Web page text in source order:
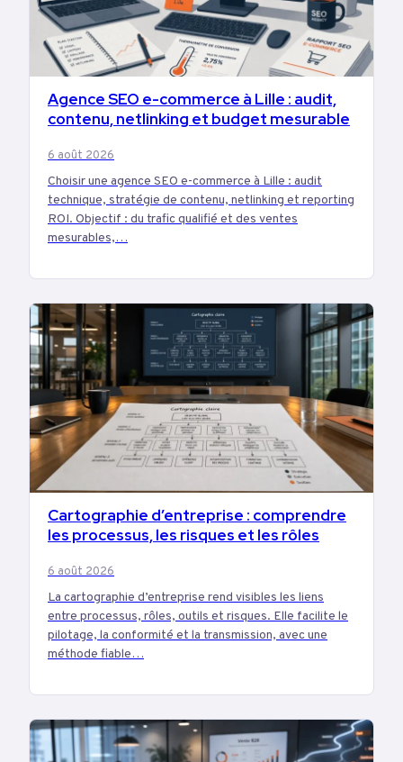
MARKETING
Agence SEO e-commerce à Lille : audit,
contenu, netlinking et budget mesurable
6 août 2026
Choisir une agence SEO e-commerce à Lille : audit
technique, stratégie de contenu, netlinking et reporting
ROI. Objectif : du trafic qualifié et des ventes
mesurables,…
BUSINESS
Cartographie d’entreprise : comprendre
les processus, les risques et les rôles
6 août 2026
La cartographie d’entreprise rend visibles les liens
entre processus, rôles, outils et risques. Elle facilite le
pilotage, la conformité et la transmission, avec une
méthode fiable…